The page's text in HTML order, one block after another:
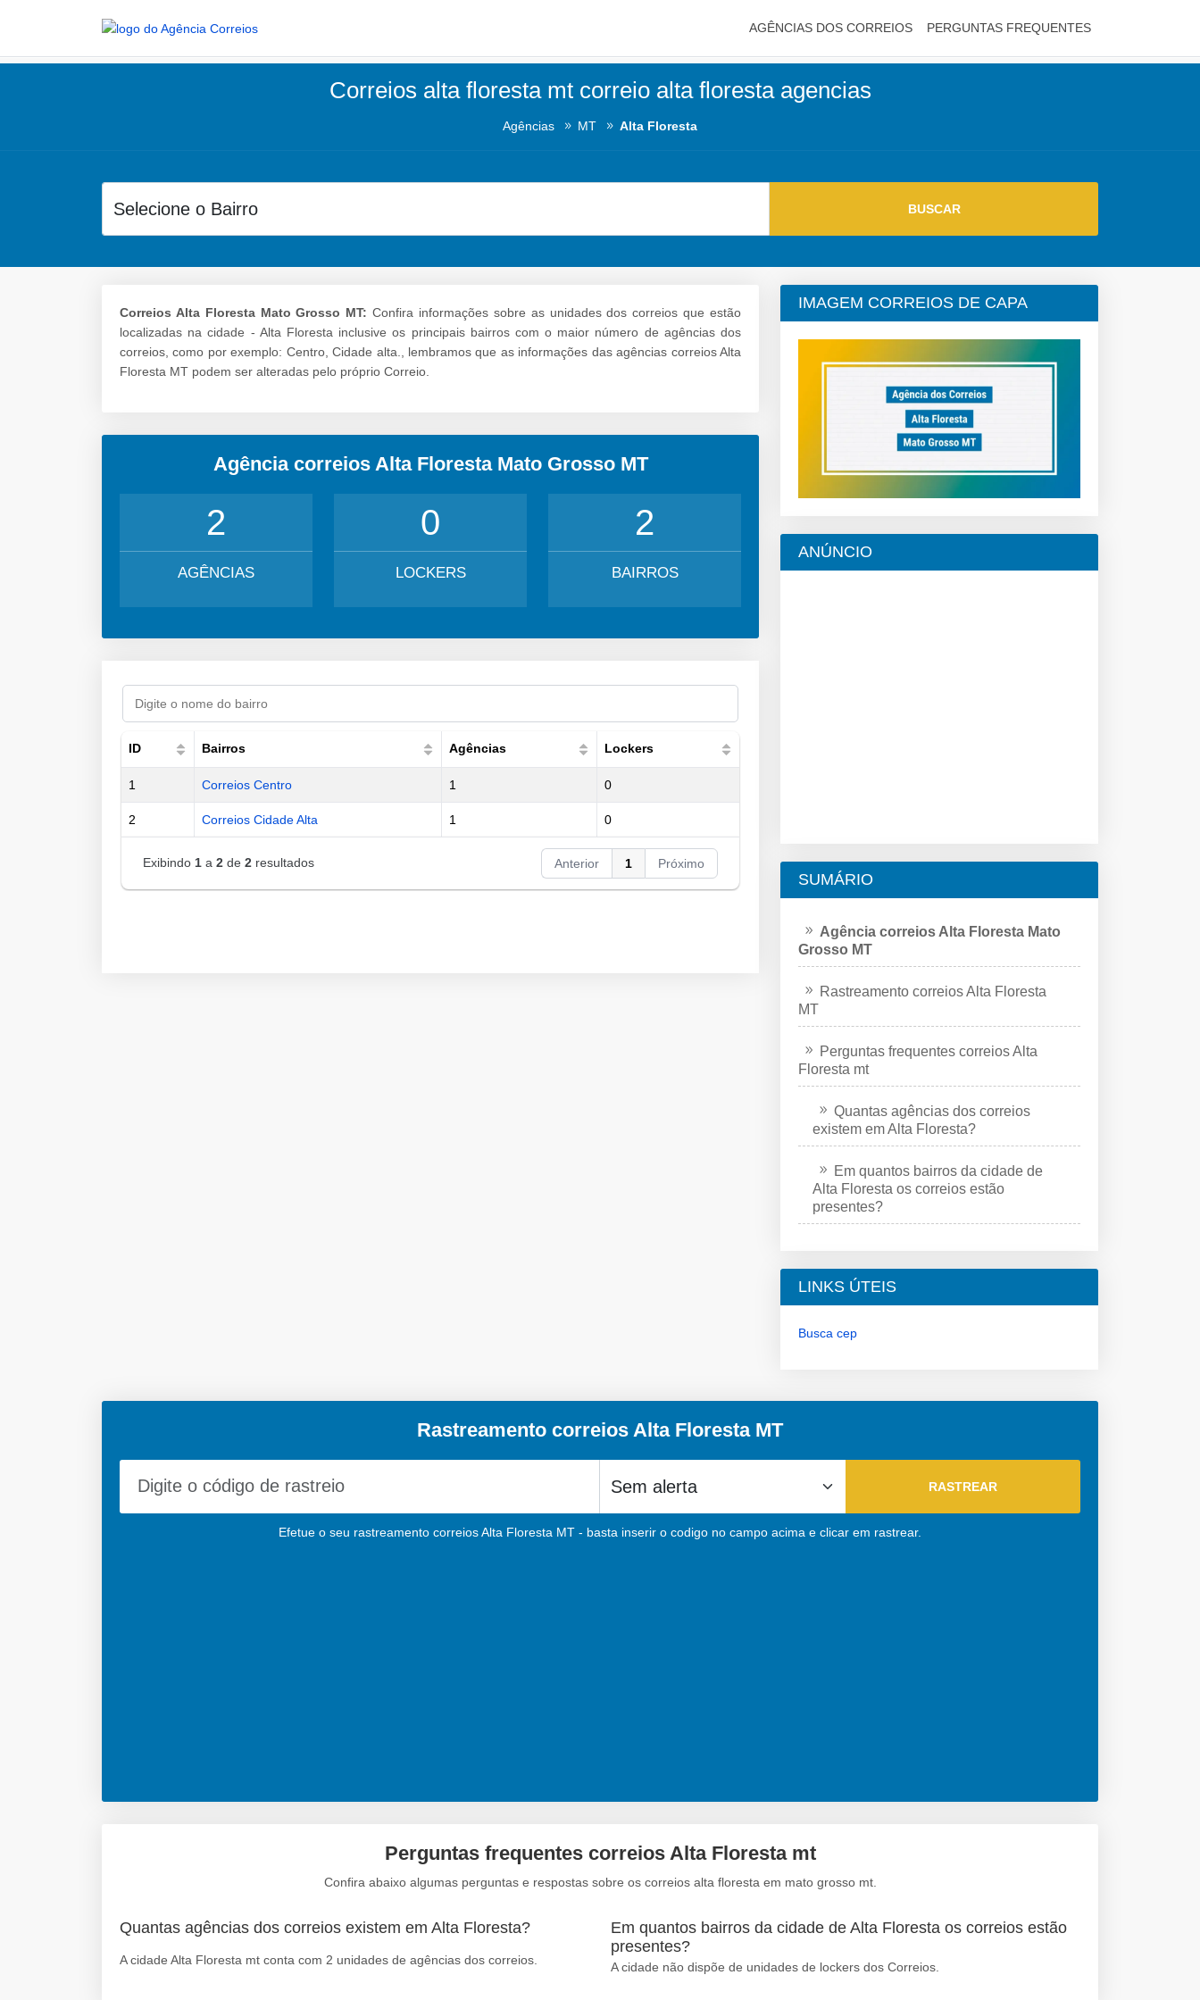
AGÊNCIAS DOS CORREIOS PERGUNTAS FREQUENTES
Correios alta floresta mt correio alta floresta agencias
Agências MT Alta Floresta
Correios Alta Floresta Mato Grosso MT: Confira informações sobre as unidades dos correios que estão
localizadas na cidade - Alta Floresta inclusive os principais bairros com o maior número de agências dos
correios, como por exemplo: Centro, Cidade alta., lembramos que as informações das agências correios Alta
Floresta MT podem ser alteradas pelo próprio Correio.
Agência correios Alta Floresta Mato Grosso MT
2
AGÊNCIAS
0
LOCKERS
2
BAIRROS
ID Bairros Agências Lockers
1 Correios Centro 1 0
2 Correios Cidade Alta 1 0
Exibindo 1 a 2 de 2 resultados Anterior 1 Próximo
IMAGEM CORREIOS DE CAPA
ANÚNCIO
SUMÁRIO
Agência correios Alta Floresta Mato
Grosso MT
Rastreamento correios Alta Floresta
MT
Perguntas frequentes correios Alta
Floresta mt
Quantas agências dos correios
existem em Alta Floresta?
Em quantos bairros da cidade de
Alta Floresta os correios estão
presentes?
LINKS ÚTEIS
Busca cep
Rastreamento correios Alta Floresta MT
Efetue o seu rastreamento correios Alta Floresta MT - basta inserir o codigo no campo acima e clicar em rastrear.
Perguntas frequentes correios Alta Floresta mt
Confira abaixo algumas perguntas e respostas sobre os correios alta floresta em mato grosso mt.
Quantas agências dos correios existem em Alta Floresta?
A cidade Alta Floresta mt conta com 2 unidades de agências dos correios.
Em quantos bairros da cidade de Alta Floresta os correios estão
presentes?
A cidade não dispõe de unidades de lockers dos Correios.